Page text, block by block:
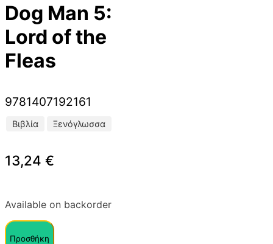
Dog Man 5:
Lord of the
Fleas
9781407192161
Βιβλία Ξενόγλωσσα
13,24 €
Available on backorder
Προσθήκη